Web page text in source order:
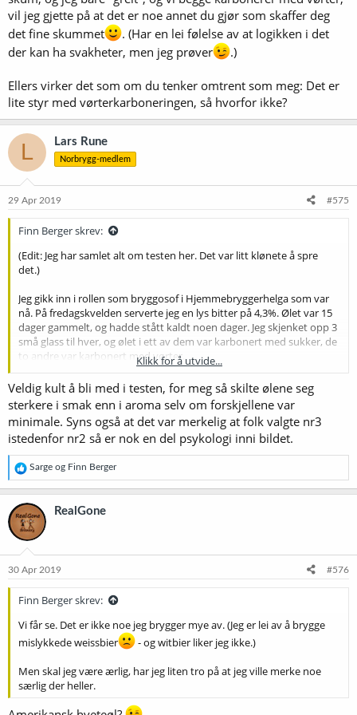
vil jeg gjette på at det er noe annet du gjør som skaffer deg
det fine skummet
. (Har en lei følelse av at logikken i det
der kan ha svakheter, men jeg prøver
.)
Ellers virker det som om du tenker omtrent som meg: Det er
lite styr med vørterkarboneringen, så hvorfor ikke?
L Lars Rune
Norbrygg-medlem
29 Apr 2019 #575
Finn Berger skrev:
(Edit: Jeg har samlet alt om testen her. Det var litt klønete å spre
det.)
Jeg gikk inn i rollen som bryggosof i Hjemmebryggerhelga som var
nå. På fredagskvelden serverte jeg en lys bitter på 4,3%. Ølet var 15
dager gammelt, og hadde stått kaldt noen dager. Jeg skjenket opp 3
små glass til hver, og ølet i ett av dem var karbonert med sukker, de
to andre var karbonert med vørter.
Av de 30 som deltok, svarte 14 riktig, og i følge metoden
brülosofene bruker, måtte 15 ha svart riktig for at resultatet skulle
vært signifikant.
Litt tidligere hadde min yngste, Marit og jeg gjennomført en liten
før-test, og ingen av oss tre var i stand til å kjenne noen forskjell.
Trekker jeg inn oss tre, var det altså 14 av 33 som svarte riktig.
Nå var dette nok enda mindre metodisk forsvarlig enn et
gjennomsnittlig brülosof-exbeeriment, så jeg skal ikke på noen måte
trekke bastante konklusjoner.
En av landets beste dommere traff blink etter en kjapp runde med
lukting, og for meg indikerer det at det nok kanskje er en eller annen
forskjell. Men han var ikke i stand til å skjelne mellom de tre prøvene
på grunnlag av smak, så denne eventuelle forskjellen er i alle fall
Jeg testet også - i påsyn av mange klartseende vitner - om det var
utseende, og samme holdbarhet, på skummet i de to glassene. Ølet
var tatt rett ut av kjøleskap, der begge flaskene hadde stått lenge.
Klikk for å utvide...
Veldig kult å bli med i testen, for meg så skilte ølene seg
sterkere i smak enn i aroma selv om forskjellene var
minimale. Syns også at det var merkelig at folk valgte nr3
istedenfor nr2 så er nok en del psykologi inni bildet.
R
e
a
k
s
j
o
e
Sarge og Finn Berger
RealGone
30 Apr 2019 #576
Finn Berger skrev:
Vi får se. Det er ikke noe jeg brygger mye av. (Jeg er lei av å brygge
mislykkede weissbier
- og witbier liker jeg ikke.)
Men skal jeg være ærlig, har jeg liten tro på at jeg ville merke noe
særlig der heller.